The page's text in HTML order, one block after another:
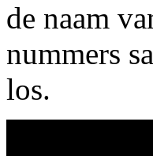
de naam
nummers
los.